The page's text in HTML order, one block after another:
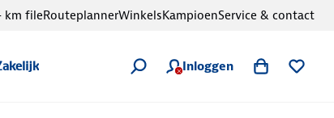
Inloggen
km fileRouteplannerWinkelsKampioenService & contact